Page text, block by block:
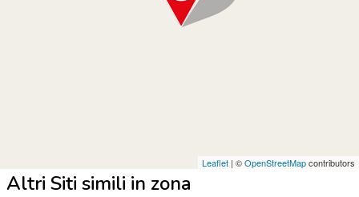
Leaflet | ©OpenStreetMapcontributors
Altri Siti simili in zona